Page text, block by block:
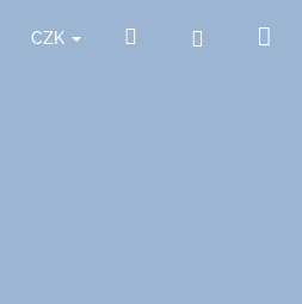
CZK Hledat Přihlášení